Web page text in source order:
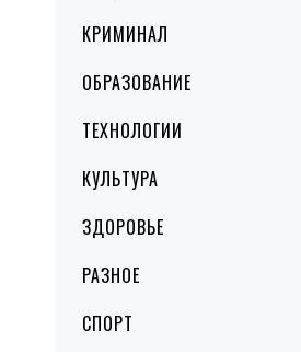
КРИМИНАЛ
ОБРАЗОВАНИЕ
ТЕХНОЛОГИИ
КУЛЬТУРА
ЗДОРОВЬЕ
РАЗНОЕ
СПОРТ